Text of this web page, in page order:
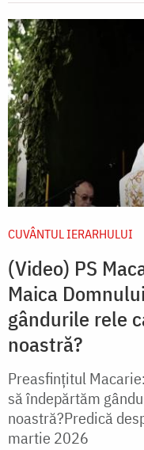
CUVÂNTUL IERARHULUI
(Video) PS
Maica
gândurile rele
noastră?
Preasfințitul
să îndepărtăm
noastră?Predică
martie 2026